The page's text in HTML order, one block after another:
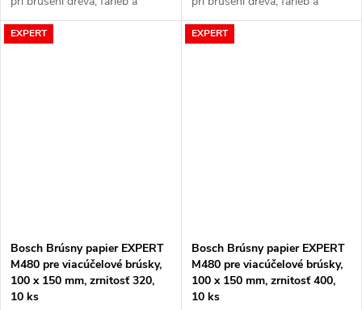
sadrokartónu
sadrokartónu
EXPERT
Bosch Brúsny papier EXPERT
M480 pre viacúčelové brúsky,
100 x 150 mm, zrnitosť 320,
10 ks
EXPERT
Bosch Brúsny papier EXPERT
M480 pre viacúčelové brúsky,
100 x 150 mm, zrnitosť 400,
10 ks